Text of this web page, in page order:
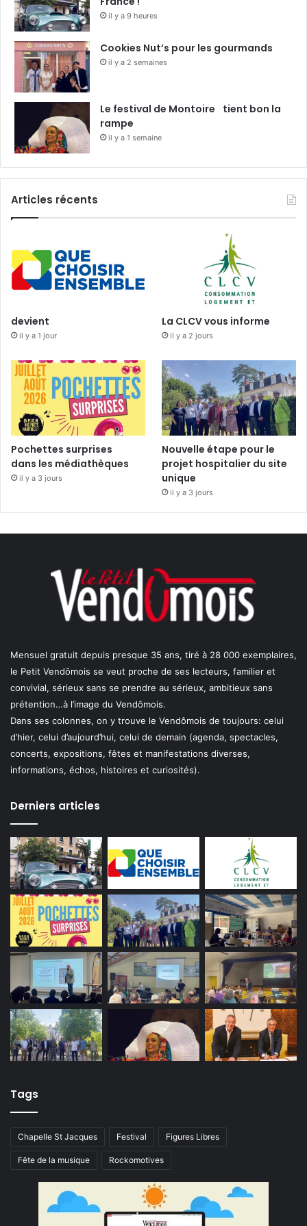
il y a 9 heures
Cookies Nut’s pour les gourmands
il y a 2 semaines
Le festival de Montoire tient bon la
rampe
il y a 1 semaine
Articles récents
devient
il y a 1 jour
La CLCV vous informe
il y a 2 jours
Pochettes surprises
dans les médiathèques
il y a 3 jours
Nouvelle étape pour le
projet hospitalier du site
unique
il y a 3 jours
Mensuel gratuit depuis presque 35 ans, tiré à 28 000 exemplaires,
le Petit Vendômois se veut proche de ses lecteurs, familier et
convivial, sérieux sans se prendre au sérieux, ambitieux sans
prétention…à l’image du Vendômois.
Dans ses colonnes, on y trouve le Vendômois de toujours: celui
d’hier, celui d’aujourd’hui, celui de demain (agenda, spectacles,
concerts, expositions, fêtes et manifestations diverses,
informations, échos, histoires et curiosités).
Derniers articles
Tags
Chapelle St Jacques Festival Figures Libres
Fête de la musique Rockomotives